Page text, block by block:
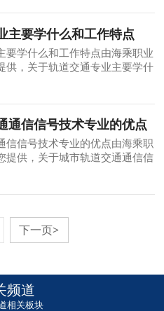
运营安全管理办法
主要学什么和工作特点
要学什么和工作特点由海乘职业
供，关于轨道交通专业主要学什
轨道交通专业主要学什么和工作
通信信号技术专业的优点
信信号技术专业的优点由海乘职
提供，关于城市轨道交通通信信
下一页>
频道
相关板块